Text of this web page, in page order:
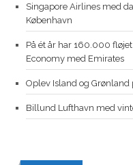
Singapore Airlines med
København
På ét år har 160.000
Economy med Emirates
Oplev Island og
Billund Lufthavn med